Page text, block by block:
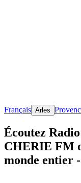
Français Arles
Écoutez
CHERIE FM
monde entier